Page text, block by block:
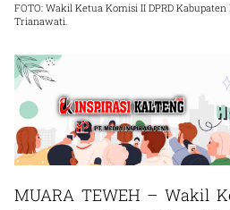
FOTO: Wakil Ketua Komisi II DPRD
Trianawati.
MUARA TEWEH – Wakil